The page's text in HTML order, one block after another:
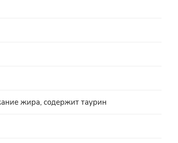
жира, содержит таурин